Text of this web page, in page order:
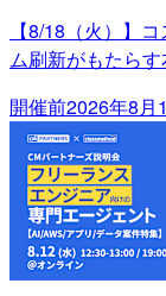
【8/18（火）】
ム刷新がもたら
開催前2026年8月